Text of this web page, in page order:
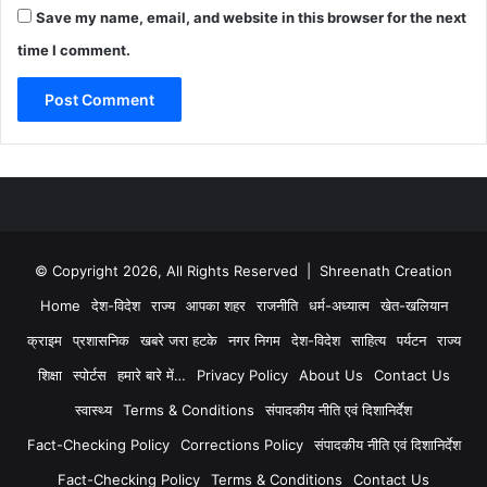
Save my name, email, and website in this browser for the next
time I comment.
© Copyright 2026, All Rights Reserved | Shreenath Creation
Home
देश-विदेश राज्य आपका शहर राजनीति धर्म-अध्यात्म
खेत-खलियान
क्राइम
प्रशासनिक खबरे जरा हटके नगर निगम देश-विदेश साहित्य पर्यटन
राज्य
शिक्षा
स्पोर्टस हमारे बारे में… Privacy Policy About Us
Contact Us
स्वास्थ्य
Terms & Conditions
संपादकीय नीति एवं दिशानिर्देश
Fact-Checking Policy
Corrections Policy
संपादकीय नीति एवं दिशानिर्देश
Fact-Checking Policy
Terms & Conditions Contact Us